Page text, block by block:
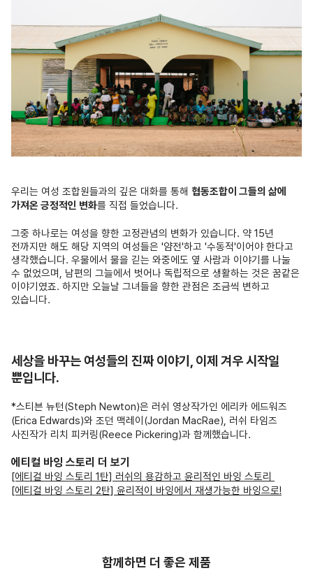
우리는 여성 조합원들과의 깊은 대화를 통해 협동조합이 그들의 삶에
가져온 긍정적인 변화를 직접 들었습니다.
그중 하나로는 여성을 향한 고정관념의 변화가 있습니다. 약 15년
전까지만 해도 해당 지역의 여성들은 '얌전'하고 '수동적'이어야 한다고
생각했습니다. 우물에서 물을 긷는 와중에도 옆 사람과 이야기를 나눌
수 없었으며, 남편의 그늘에서 벗어나 독립적으로 생활하는 것은 꿈같은
이야기였죠. 하지만 오늘날 그녀들을 향한 관점은 조금씩 변하고
있습니다.
세상을 바꾸는 여성들의 진짜 이야기, 이제 겨우 시작일
뿐입니다.
*스티븐 뉴턴(Steph Newton)은 러쉬 영상작가인 에리카 에드워즈
(Erica Edwards)와 조던 맥레이(Jordan MacRae), 러쉬 타임즈
사진작가 리치 피커링(Reece Pickering)과 함께했습니다.
에티컬 바잉 스토리 더 보기
[에티컬 바잉 스토리 1탄] 러쉬의 용감하고 윤리적인 바잉 스토리
[에티컬 바잉 스토리 2탄] 윤리적이 바잉에서 재생가능한 바잉으로!
함께하면 더 좋은 제품